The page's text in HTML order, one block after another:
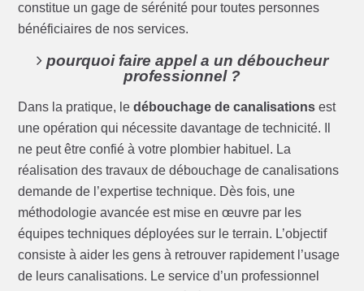
constitue un gage de sérénité pour toutes personnes
bénéficiaires de nos services.
pourquoi faire appel a un déboucheur
professionnel ?
Dans la pratique, ledébouchage de canalisations est
une opération qui nécessite davantage de technicité. Il
ne peut être confié à votre plombier habituel. La
réalisation des travaux de débouchage de canalisations
demande de l’expertise technique. Dès fois, une
méthodologie avancée est mise en œuvre par les
équipes techniques déployées sur le terrain. L’objectif
consiste à aider les gens à retrouver rapidement l’usage
de leurs canalisations. Le service d’un professionnel